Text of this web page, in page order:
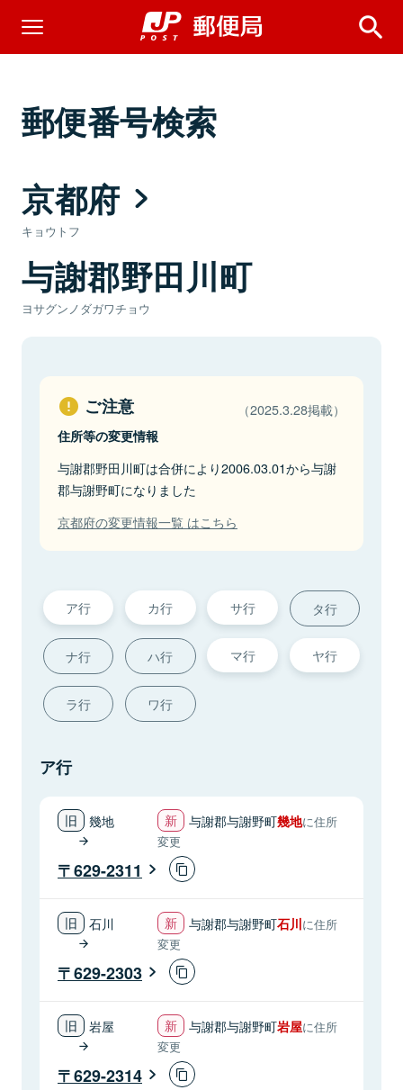
郵便番号検索
京都府
キョウトフ
与謝郡野田川町
ヨサグンノダガワチョウ
ご注意 （2025.3.28掲載）
住所等の変更情報
与謝郡野田川町は合併により2006.03.01から与謝
郡与謝野町になりました
京都府の変更情報一覧 はこちら
ア行 カ行 サ行 タ行
ナ行 ハ行 マ行 ヤ行
ラ行 ワ行
ア行
幾地 与謝郡与謝野町幾地に住所
変更
629-2311
石川 与謝郡与謝野町石川に住所
変更
629-2303
岩屋 与謝郡与謝野町岩屋に住所
変更
629-2314